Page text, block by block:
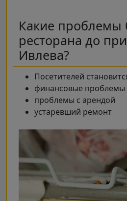
Какие проблемы
ресторана до
Ивлева?
Посетителей
финансовые проблемы
проблемы с арендой
устаревший ремонт